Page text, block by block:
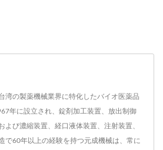
湾の製薬機械業界に特化したバイオ医薬品
年に設立され、錠剤加工装置、放出制御
よび濃縮装置、経口液体装置、注射装置、
で60年以上の経験を持つ元成機械は、常に